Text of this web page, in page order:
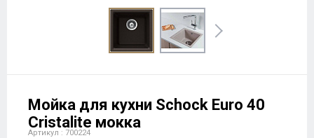
Мойка для кухни Schock Euro 40
Cristalite мокка
Артикул : 700224